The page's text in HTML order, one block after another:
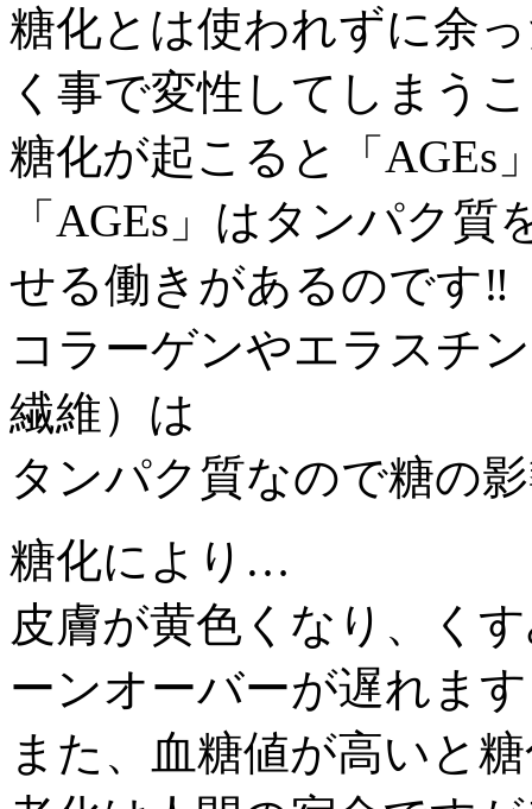
糖化とは使われずに余
く事で変性してしまう
糖化が起こると「AGEs
「AGEs」はタンパク
せる働きがあるのです‼️
コラーゲンやエラスチ
繊維）は
タンパク質なので糖の
糖化により…
皮膚が黄色くなり、く
ーンオーバーが遅れま
また、血糖値が高いと